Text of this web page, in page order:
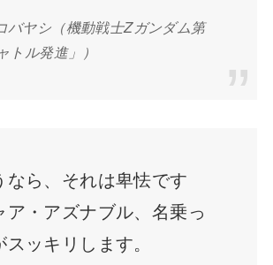
バヤシ （機動戦士Zガンダム第
トル発進」）
なら、それは卑怯です
ア・アズナブル、名乗っ
ッキリします。